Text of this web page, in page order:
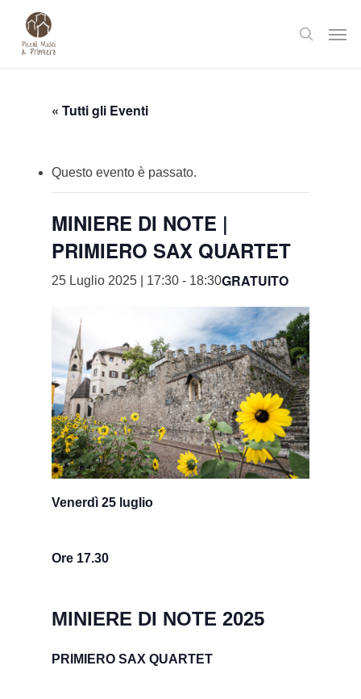
main
search
« Tutti gli Eventi
Questo evento è passato.
MINIERE DI NOTE |
PRIMIERO SAX QUARTET
25 Luglio 2025 | 17:30 - 18:30GRATUITO
Venerdì 25 luglio
Ore 17.30
MINIERE DI NOTE 2025
PRIMIERO SAX QUARTET